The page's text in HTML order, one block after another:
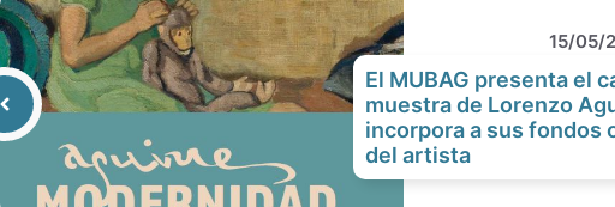
15/05/
El MUBAG presenta el
muestra de Lorenzo
incorpora a sus fondos
del artista